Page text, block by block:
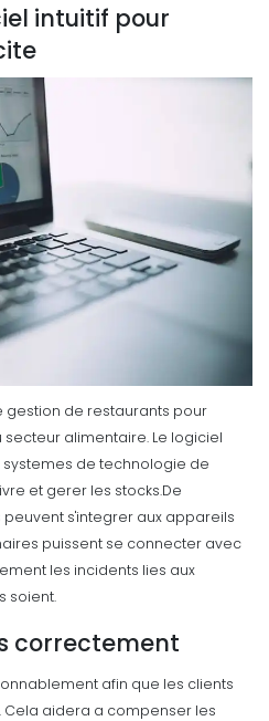
intuitif pour
gestion de restaurants pour
alimentaire. Le logiciel
de technologie de
et gerer les stocks.De
s'integrer aux appareils
puissent se connecter avec
les incidents lies aux
soient.
correctement
afin que les clients
Cela aidera a compenser les